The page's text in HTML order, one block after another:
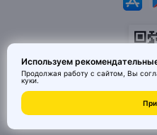
© 2026 MAI HE MAI.
Китая по ценам
Используем
Продолжая работу с сайтом, Вы
куки.